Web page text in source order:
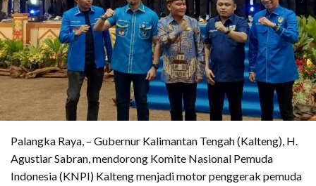
Palangka Raya, – Gubernur Kalimantan Tengah (Kalteng), H.
Agustiar Sabran, mendorong Komite Nasional Pemuda
Indonesia (KNPI) Kalteng menjadi motor penggerak pemuda